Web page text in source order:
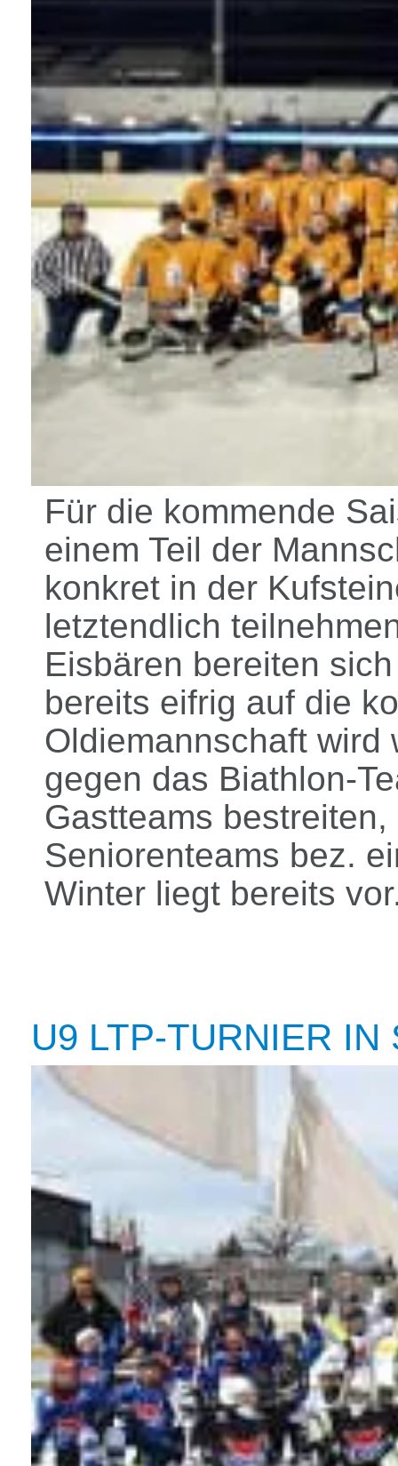
Für die kommende
einem Teil der
konkret in der
letztendlich
Eisbären bereiten
bereits eifrig auf die
Oldiemannschaft wird
gegen das Biathlon-
Gastteams
Seniorenteams bez.
Winter liegt bereits
U9 LTP-TURNIER